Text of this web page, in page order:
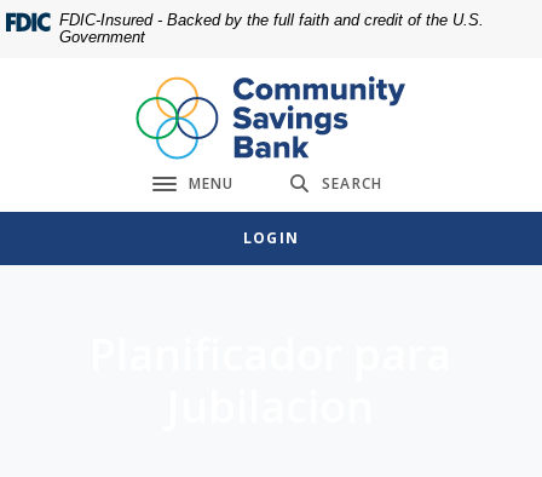
Home
footer
Download
Acrobat
view
FDIC-Insured - Backed by the full faith and credit of the U.S.
Government
Toggle navigation
MENU SEARCH
LOGIN